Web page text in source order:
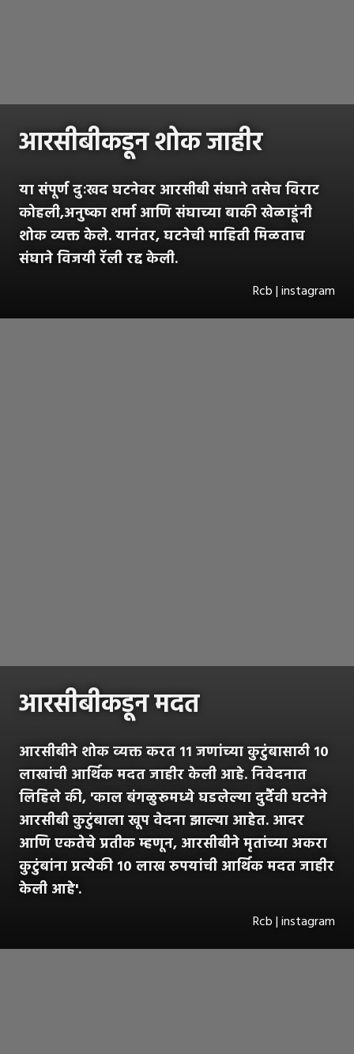
आरसीबीकडून शोक जाहीर
या संपूर्ण दुःखद घटनेवर आरसीबी संघाने तसेच विराट
कोहली,अनुष्का शर्मा आणि संघाच्या बाकी खेळाडूंनी
शोक व्यक्त केले. यानंतर, घटनेची माहिती मिळताच
संघाने विजयी रॅली रद्द केली.
Rcb | instagram
आरसीबीकडून मदत
आरसीबीने शोक व्यक्त करत ११ जणांच्या कुटुंबासाठी १०
लाखांची आर्थिक मदत जाहीर केली आहे. निवेदनात
लिहिले की, 'काल बंगळुरूमध्ये घडलेल्या दुर्दैवी घटनेने
आरसीबी कुटुंबाला खूप वेदना झाल्या आहेत. आदर
आणि एकतेचे प्रतीक म्हणून, आरसीबीने मृतांच्या अकरा
कुटुंबांना प्रत्येकी १० लाख रुपयांची आर्थिक मदत जाहीर
केली आहे'.
Rcb | instagram